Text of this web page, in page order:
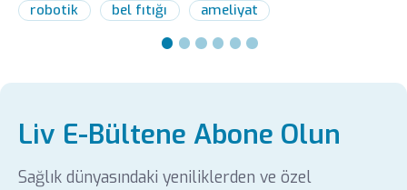
robotik bel fıtığı ameliyat
Liv E-Bültene Abone Olun
Sağlık dünyasındaki yeniliklerden ve özel